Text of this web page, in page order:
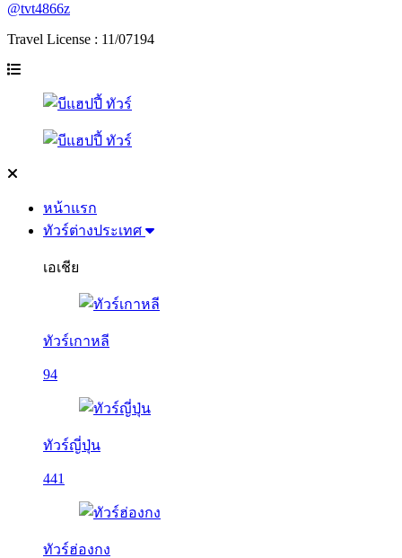
@tvt4866z
Travel License : 11/07194
หน้าแรก
ทัวร์ต่างประเทศ
เอเชีย
ทัวร์เกาหลี
94
ทัวร์ญี่ปุ่น
441
ทัวร์ฮ่องกง